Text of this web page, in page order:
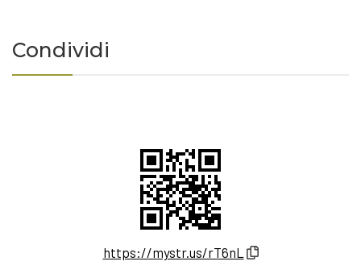
Condividi
https://mystr.us/rT6nL